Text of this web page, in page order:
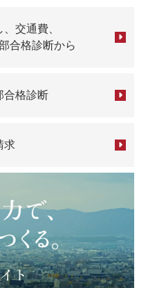
交通費、
合格診断から
合格診断
求